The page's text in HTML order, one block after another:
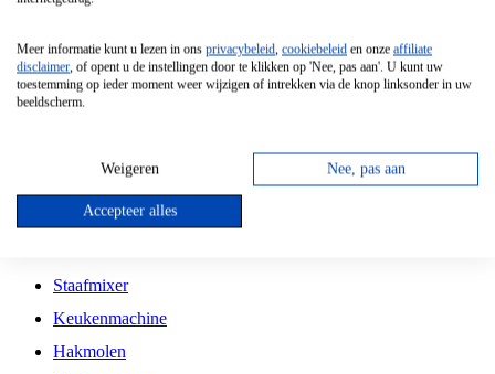
Vrijstaande Magnetron
Vrijstaande Kookplaat
Inbouw Gaskookplaat
Inbouw Keramische Kookplaat
Kookplaat Accessoires
Staafmixer
Keukenmachine
Hakmolen
Meer informatie kunt u lezen in ons privacybeleid, cookiebeleid en onze affiliate
disclaimer, of opent u de instellingen door te klikken op 'Nee, pas aan'. U kunt uw
toestemming op ieder moment weer wijzigen of intrekken via de knop linksonder in uw
beeldscherm.
Weigeren Nee, pas aan
Accepteer alles